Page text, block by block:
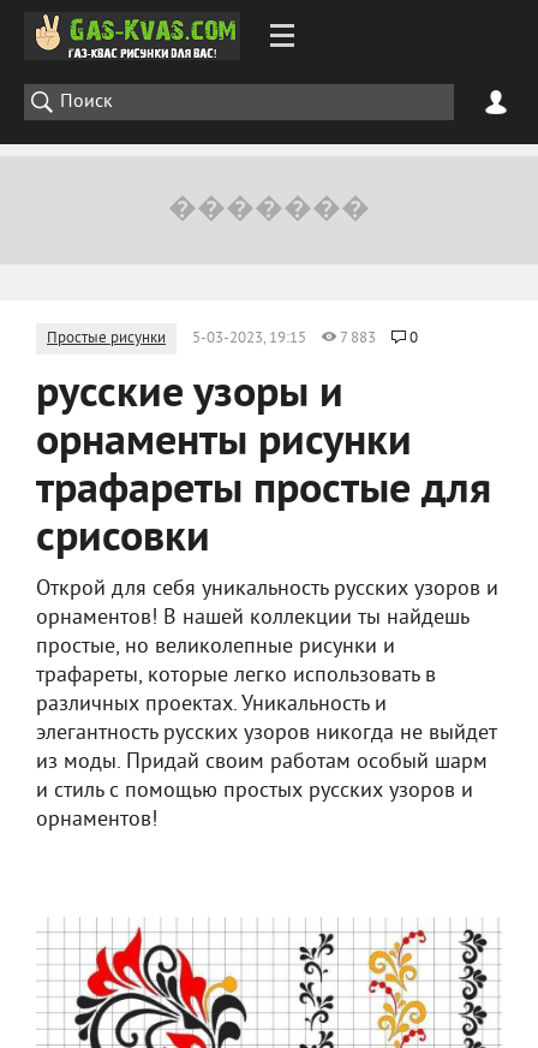
Простые рисунки 5-03-2023, 19:15 7 883 0
русские узоры и
орнаменты рисунки
трафареты простые для
срисовки
Открой для себя уникальность русских узоров и
орнаментов! В нашей коллекции ты найдешь
простые, но великолепные рисунки и
трафареты, которые легко использовать в
различных проектах. Уникальность и
элегантность русских узоров никогда не выйдет
из моды. Придай своим работам особый шарм
и стиль с помощью простых русских узоров и
орнаментов!